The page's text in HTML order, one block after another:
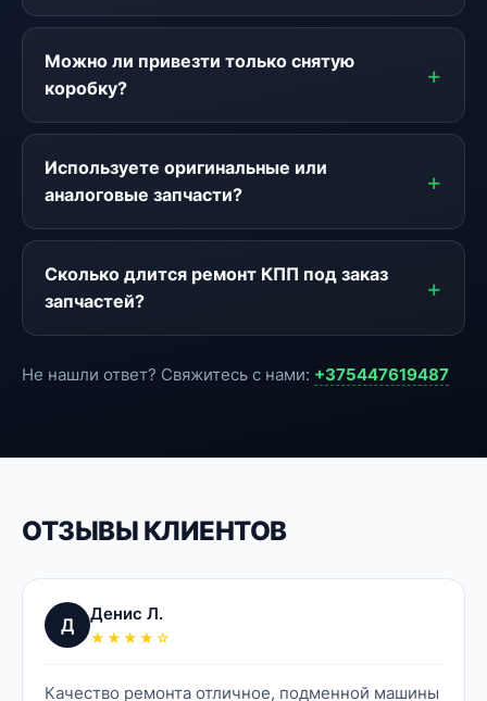
Можно ли привезти только снятую
коробку?
Используете оригинальные или
аналоговые запчасти?
Сколько длится ремонт КПП под заказ
запчастей?
Не нашли ответ? Свяжитесь с нами: +375447619487
ОТЗЫВЫ КЛИЕНТОВ
Д Денис Л.
★★★★☆
Качество ремонта отличное, подменной машины